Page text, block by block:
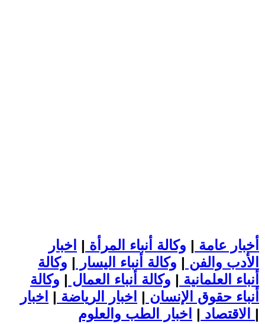
أخبار عامة | وكالة أنباء المرأة | اخبار
الأدب والفن | وكالة أنباء اليسار | وكالة
أنباء العلمانية | وكالة أنباء العمال | وكالة
أنباء حقوق الإنسان | اخبار الرياضة | اخبار
الاقتصاد | |